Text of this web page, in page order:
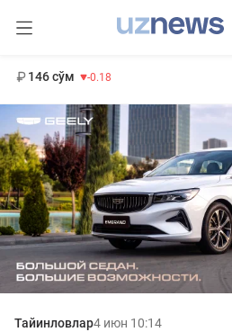
146 сўм -0.18
Тайинловлар4 июн 10:14